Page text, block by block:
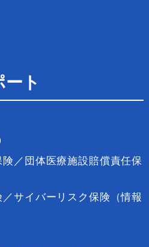
ト
／団体医療施設賠償責任保
サイバーリスク保険（情報